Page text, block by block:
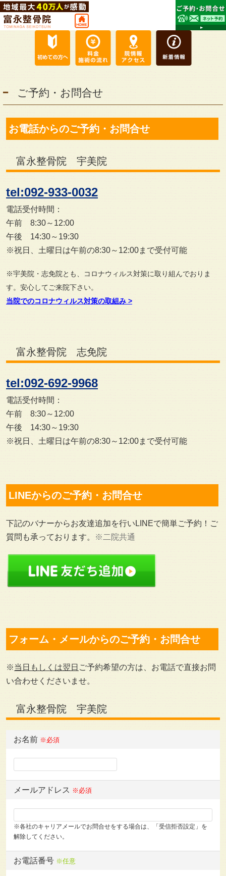
ご予約・お問合せ
お電話からのご予約・お問合せ
富永整骨院 宇美院
tel:092-933-0032
電話受付時間：
午前 8:30～12:00
午後 14:30～19:30
※祝日、土曜日は午前の8:30～12:00まで受付可能
※宇美院・志免院とも、コロナウィルス対策に取り組んでおりま
す。安心してご来院下さい。
当院でのコロナウィルス対策の取組み >
富永整骨院 志免院
tel:092-692-9968
電話受付時間：
午前 8:30～12:00
午後 14:30～19:30
※祝日、土曜日は午前の8:30～12:00まで受付可能
LINEからのご予約・お問合せ
下記のバナーからお友達追加を行いLINEで簡単ご予約！ご
質問も承っております。
※二院共通
フォーム・メールからのご予約・お問合せ
※当日もしくは翌日 ご予約希望の方は、お電話で直接お問
い合わせくださいませ。
富永整骨院 宇美院
お名前 ※必須
メールアドレス ※必須
※各社のキャリアメールでお問合せをする場合は、「受信拒否設定」を
解除してください。
お電話番号 ※任意